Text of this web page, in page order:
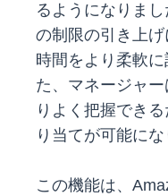
るようになりま
の制限の引き上
時間をより柔軟
た、マネージャ
りよく把握でき
り当てが可能にな
この機能は、